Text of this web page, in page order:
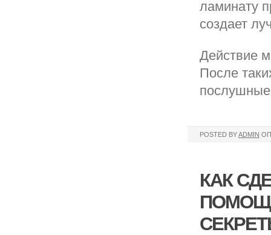
ламинату
создает
Действие
После
POSTED BYADMIN
КАК